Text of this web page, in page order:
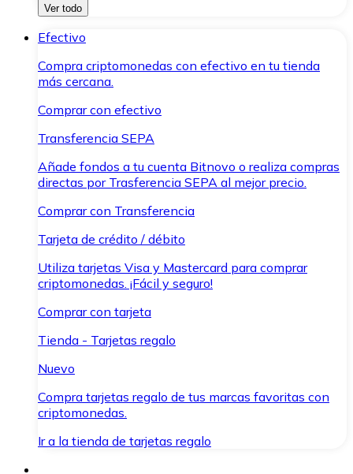
Ver todo
Efectivo
Compra criptomonedas con efectivo en tu tienda
más cercana.
Comprar con efectivo
Transferencia SEPA
Añade fondos a tu cuenta Bitnovo o realiza compras
directas por Trasferencia SEPA al mejor precio.
Comprar con Transferencia
Tarjeta de crédito / débito
Utiliza tarjetas Visa y Mastercard para comprar
criptomonedas. ¡Fácil y seguro!
Comprar con tarjeta
Tienda - Tarjetas regalo
Nuevo
Compra tarjetas regalo de tus marcas favoritas con
criptomonedas.
Ir a la tienda de tarjetas regalo